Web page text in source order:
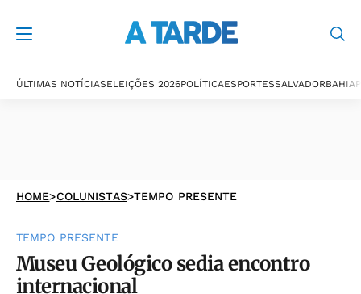
ÚLTIMAS NOTÍCIASELEIÇÕES 2026POLÍTICAESPORTESSALVADORBAHIA
HOME>COLUNISTAS>TEMPO PRESENTE
TEMPO PRESENTE
Museu Geológico sedia encontro
internacional